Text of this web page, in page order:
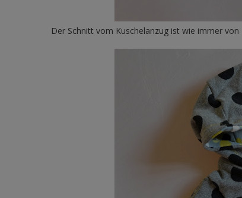
Der Schnitt vom Kuschelanzug ist wie immer von